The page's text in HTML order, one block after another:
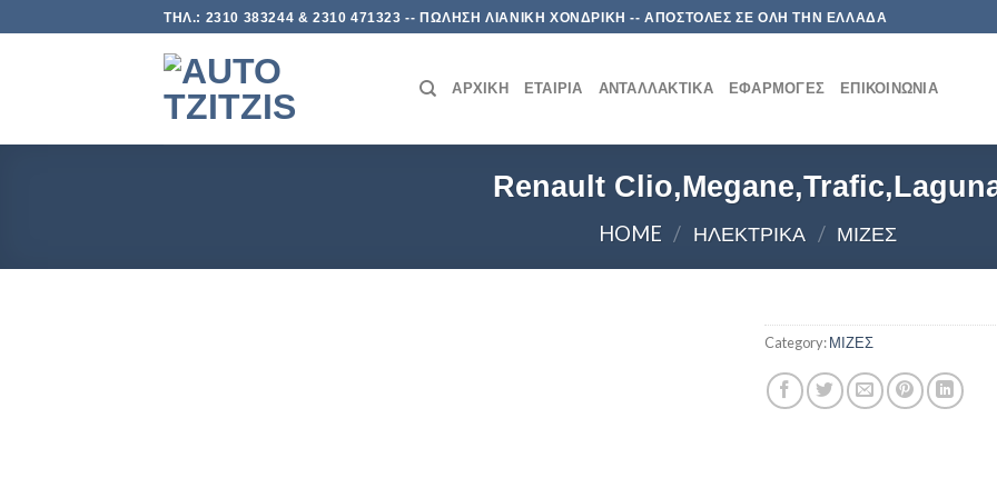
to
ΤΗΛ.: 2310 383244 & 2310 471323 -- ΠΩΛΗΣΗ ΛΙΑΝΙΚΗ ΧΟΝΔΡΙΚΗ -- ΑΠΟΣΤΟΛΕΣ ΣΕ ΟΛΗ ΤΗΝ ΕΛΛΑΔΑ
ΑΡΧΙΚΉ ΕΤΑΙΡΊΑ ΑΝΤΑΛΛΑΚΤΙΚΆ ΕΦΑΡΜΟΓΈΣ ΕΠΙΚΟΙΝΩΝΊΑ
Renault
HOME / ΗΛΕΚΤΡΙΚΑ / ΜΙΖΕΣ
Category:ΜΙΖΕΣ